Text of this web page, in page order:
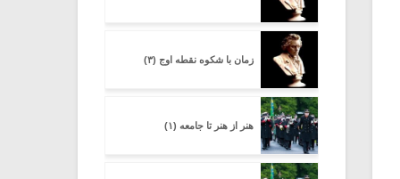
زمان با شکوه نقطه اوج (۳)
هنر از هنر تا جامعه (۱)